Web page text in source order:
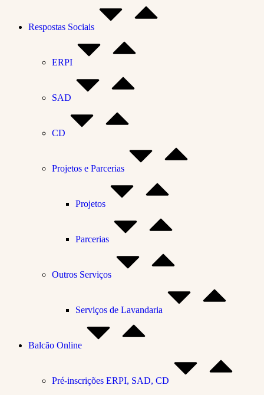
Respostas Sociais
ERPI
SAD
CD
Projetos e Parcerias
Projetos
Parcerias
Outros Serviços
Serviços de Lavandaria
Balcão Online
Pré-inscrições ERPI, SAD, CD